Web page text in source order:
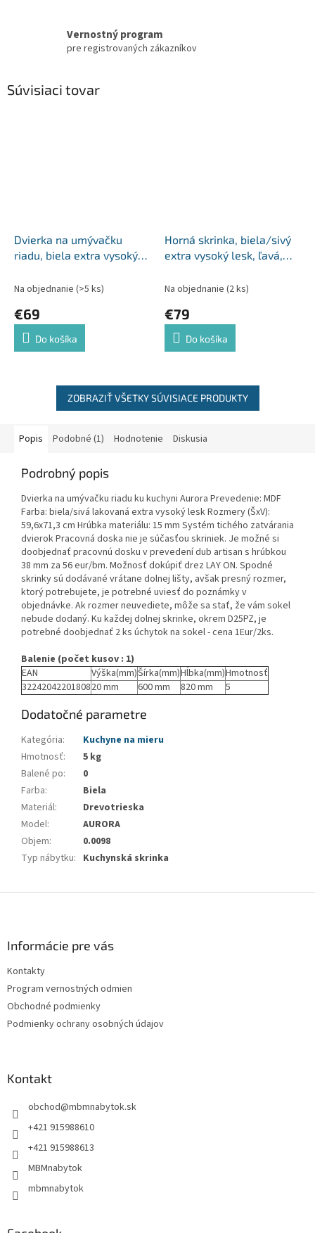
Vernostný program
pre registrovaných zákazníkov
Súvisiaci tovar
Dvierka na umývačku
riadu, biela extra vysoký
AURORA
Na objednanie (>5 ks)
€69
Do košíka
Horná skrinka, biela/sivý
extra vysoký lesk, ľavá,
Na objednanie (2 ks)
€79
Do košíka
ZOBRAZIŤ VŠETKY SÚVISIACE PRODUKTY
Popis Podobné (1) Hodnotenie Diskusia
Podrobný popis
Dvierka na umývačku riadu ku kuchyni Aurora Prevedenie: MDF
Farba: biela/sivá lakovaná extra vysoký lesk Rozmery (ŠxV):
59,6x71,3 cm Hrúbka materiálu: 15 mm Systém tichého zatvárania
dvierok Pracovná doska nie je súčasťou skriniek. Je možné si
doobjednať pracovnú dosku v prevedení dub artisan s hrúbkou
38 mm za 56 eur/bm. Možnosť dokúpiť drez LAY ON. Spodné
skrinky sú dodávané vrátane dolnej lišty, avšak presný rozmer,
ktorý potrebujete, je potrebné uviesť do poznámky v
objednávke. Ak rozmer neuvediete, môže sa stať, že vám sokel
nebude dodaný. Ku každej dolnej skrinke, okrem D25PZ, je
potrebné doobjednať 2 ks úchytok na sokel - cena 1Eur/2ks.
Balenie (počet kusov : 1)
EAN
Výška(mm)Šírka(mm)Hĺbka(mm)Hmotnosť
3224204220180820 mm 600 mm 820 mm 5
Dodatočné parametre
Kategória:
Kuchyne na mieru
Hmotnosť:
5 kg
Balené po:
0
Farba:
Biela
Materiál:
Drevotrieska
Model:
AURORA
Objem:
0.0098
Typ nábytku: Kuchynská skrinka
Informácie pre vás
Kontakty
Program vernostných odmien
Obchodné podmienky
Podmienky ochrany osobných údajov
Kontakt
obchod@mbmnabytok.sk
+421 915988610
+421 915988613
MBMnabytok
mbmnabytok